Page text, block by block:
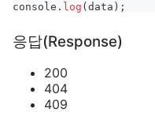
console . log ( data ) ;
응답(Response)
200
404
409